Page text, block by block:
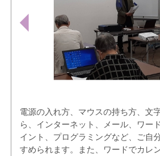
電源の入れ方、マウスの持ち方、文
ら、インターネット、メール、ワー
イント、プログラミングなど、ご自
すめられます。また、ワードでカレ